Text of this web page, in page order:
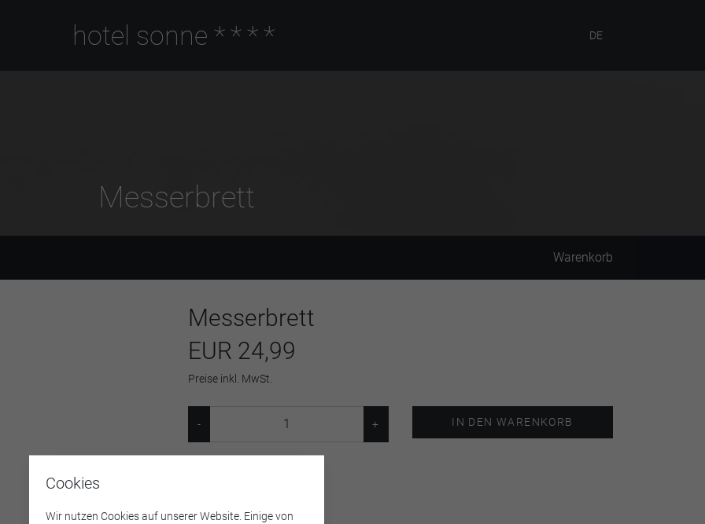
hotel sonne **** DE
Messerbrett
Warenkorb
Messerbrett
EUR 24,99
Preise inkl. MwSt.
IN DEN WARENKORB
Cookies
Wir nutzen Cookies auf unserer Website. Einige von